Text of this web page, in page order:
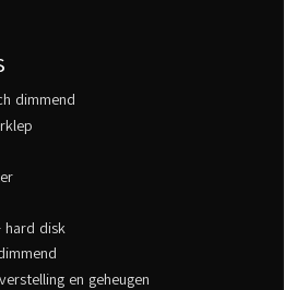
dimmend
hard disk
en geheugen